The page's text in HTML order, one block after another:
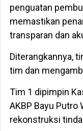
penguatan
memastikan
transparan dan
Diterangkannya,
tim dan
Tim 1 dipimpin
AKBP Bayu Putro
rekonstruksi